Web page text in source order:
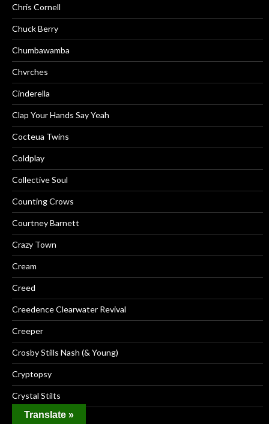
Chris Cornell
Chuck Berry
Chumbawamba
Chvrches
Cinderella
Clap Your Hands Say Yeah
Cocteua Twins
Coldplay
Collective Soul
Counting Crows
Courtney Barnett
Crazy Town
Cream
Creed
Creedence Clearwater Revival
Creeper
Crosby Stills Nash (& Young)
Cryptopsy
Crystal Stilts
CSSTranslate »